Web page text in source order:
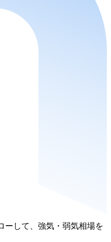
ーして、強気・弱気相場を